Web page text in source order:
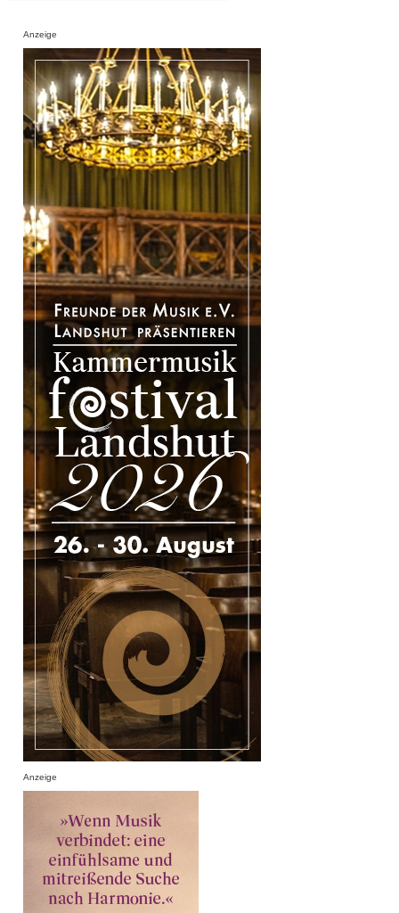
Anzeige
Anzeige